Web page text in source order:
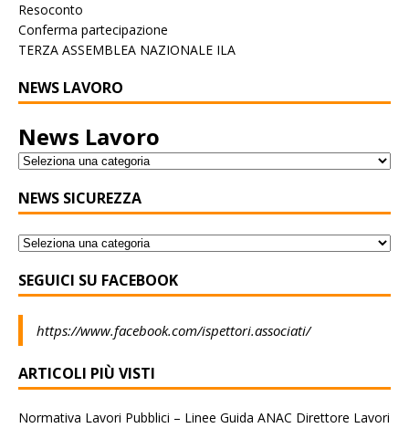
Resoconto
Conferma partecipazione
TERZA ASSEMBLEA NAZIONALE ILA
NEWS LAVORO
News Lavoro
NEWS SICUREZZA
SEGUICI SU FACEBOOK
https://www.facebook.com/ispettori.associati/
ARTICOLI PIÙ VISTI
Normativa Lavori Pubblici – Linee Guida ANAC Direttore Lavori